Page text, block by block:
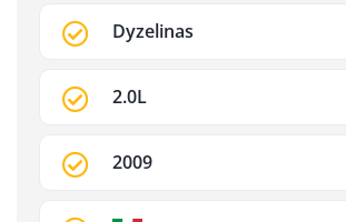
Dyzelinas
2.0L
2009